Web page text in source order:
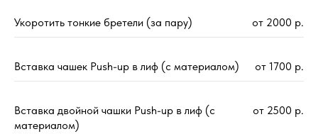
Укоротить тонкие бретели (за пару) от 2000 р.
Вставка чашек Push-up в лиф (с материалом) от 1700 р.
Вставка двойной чашки Push-up в лиф (с
материалом)
от 2500 р.